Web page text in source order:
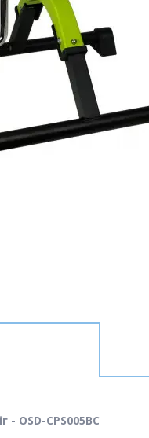
OSD-CPS005BC